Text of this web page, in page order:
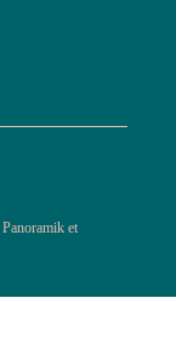
Panoramik et